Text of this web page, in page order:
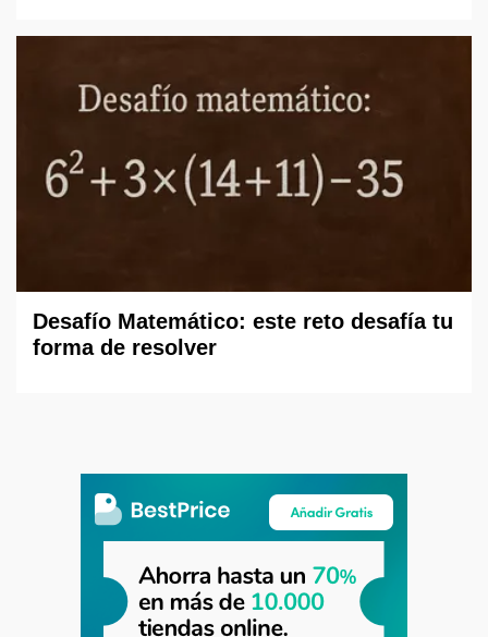
Desafío Matemático: este reto desafía tu
forma de resolver